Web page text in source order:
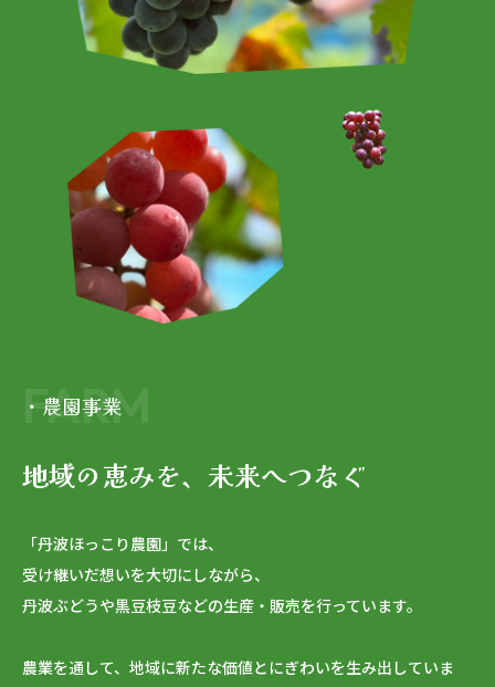
・農園事業
FARM
地域の恵みを、未来へつなぐ
「丹波ほっこり農園」では、
受け継いだ想いを大切にしながら、
丹波ぶどうや黒豆枝豆などの生産・販売を行っています。
農業を通して、地域に新たな価値とにぎわいを生み出していま